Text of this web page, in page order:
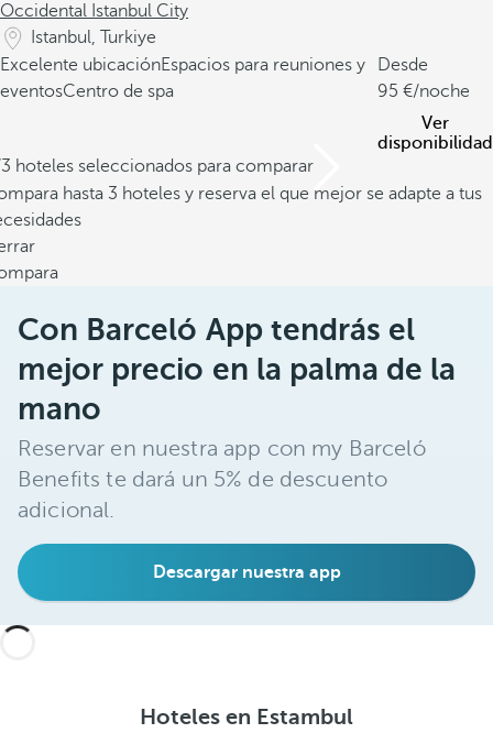
Occidental Istanbul City
Istanbul, Turkiye
Excelente ubicaciónEspacios para reuniones y
eventosCentro de spa
Desde
95
/noche
Ver
disponibilidad
hoteles seleccionados para comparar
hasta 3 hoteles y reserva el que mejor se adapte a tus
Con Barceló App tendrás el
mejor precio en la palma de la
mano
Reservar en nuestra app con my Barceló
Benefits te dará un 5% de descuento
adicional.
Descargar nuestra app
Hoteles en Estambul